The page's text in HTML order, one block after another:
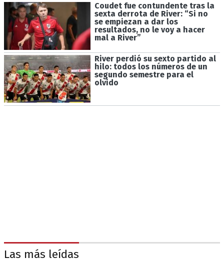
Coudet fue contundente tras la
sexta derrota de River: “Si no
se empiezan a dar los
resultados, no le voy a hacer
mal a River”
River perdió su sexto partido al
hilo: todos los números de un
segundo semestre para el
olvido
Las más leídas